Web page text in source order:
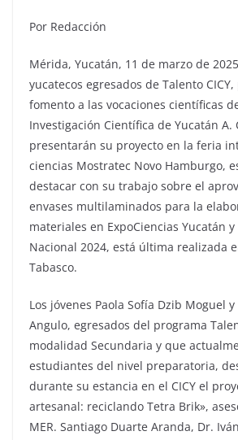
Por Redacción
Mérida, Yucatán, 11 de marzo de
yucatecos egresados de Talento
fomento a las vocaciones científicas
Investigación Científica de Yucatán A.
presentarán su proyecto en la feria
ciencias Mostratec Novo Hamburgo,
destacar con su trabajo sobre el
envases multilaminados para la
materiales en ExpoCiencias Yucatán y
Nacional 2024, está última realizada
Tabasco.
Los jóvenes Paola Sofía Dzib Moguel
Angulo, egresados del programa
modalidad Secundaria y que
estudiantes del nivel preparatoria,
durante su estancia en el CICY el
artesanal: reciclando Tetra Brik»,
MER. Santiago Duarte Aranda, Dr.